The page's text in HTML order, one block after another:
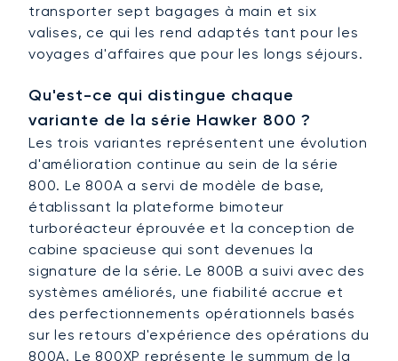
transporter sept bagages à main et six
valises, ce qui les rend adaptés tant pour les
voyages d'affaires que pour les longs séjours.
Qu'est-ce qui distingue chaque
variante de la série Hawker 800 ?
Les trois variantes représentent une évolution
d'amélioration continue au sein de la série
800. Le 800A a servi de modèle de base,
établissant la plateforme bimoteur
turboréacteur éprouvée et la conception de
cabine spacieuse qui sont devenues la
signature de la série. Le 800B a suivi avec des
systèmes améliorés, une fiabilité accrue et
des perfectionnements opérationnels basés
sur les retours d'expérience des opérations du
800A. Le 800XP représente le summum de la